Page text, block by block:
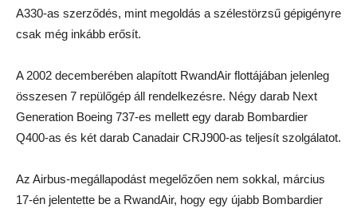
A330-as szerződés, mint megoldás a szélestörzsű gépigényre
csak még inkább erősít.
A 2002 decemberében alapított RwandAir flottájában jelenleg
összesen 7 repülőgép áll rendelkezésre. Négy darab Next
Generation Boeing 737-es mellett egy darab Bombardier
Q400-as és két darab Canadair CRJ900-as teljesít szolgálatot.
Az Airbus-megállapodást megelőzően nem sokkal, március
17-én jelentette be a RwandAir, hogy egy újabb Bombardier